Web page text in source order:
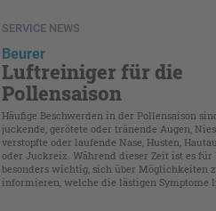
SERVICE NEWS
Beurer
Luftreiniger für die
Pollensaison
Häufige Beschwerden in der Pollensaison
juckende, gerötete oder tränende Augen,
verstopfte oder laufende Nase, Husten,
oder Juckreiz. Während dieser Zeit ist es für
besonders wichtig, sich über Möglichkeiten
informieren, welche die lästigen Symptome